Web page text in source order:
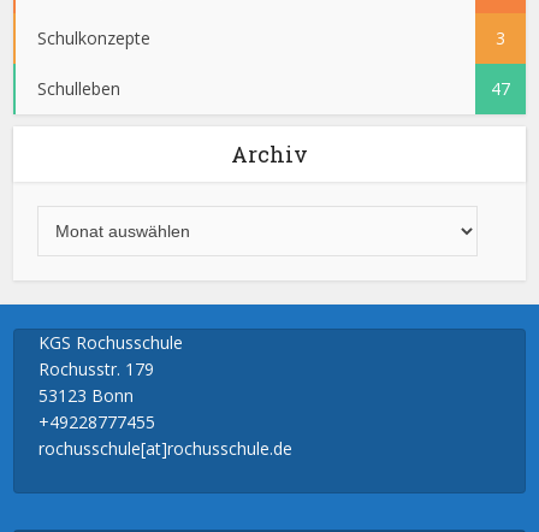
Schulkonzepte 3
Schulleben 47
Archiv
KGS Rochusschule
Rochusstr. 179
53123 Bonn
+49228777455
rochusschule[at]rochusschule.de